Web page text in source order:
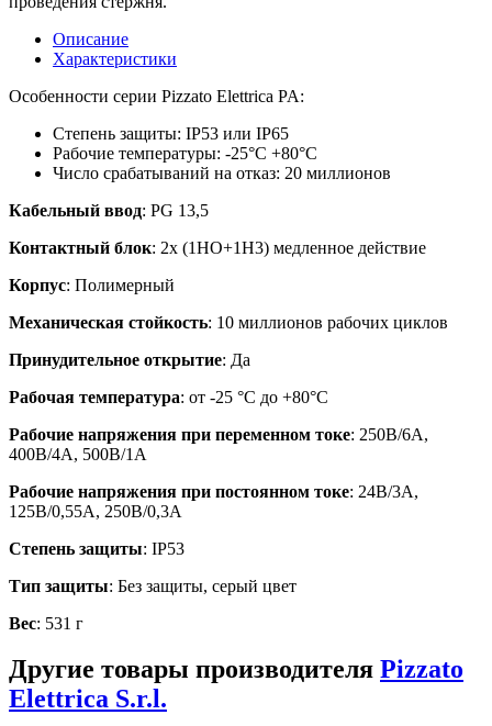
Описание
Характеристики
Особенности серии Pizzato Elettrica PA:
Степень защиты: IP53 или IP65
Рабочие температуры: -25°С +80°С
Число срабатываний на отказ: 20 миллионов
Кабельный ввод: PG 13,5
Контактный блок: 2x (1HO+1Н3) медленное действие
Корпус: Полимерный
Механическая стойкость: 10 миллионов рабочих циклов
Принудительное открытие: Да
Рабочая температура: от -25 °C до +80°C
Рабочие напряжения при переменном токе: 250В/6А,
400В/4А, 500В/1А
Рабочие напряжения при постоянном токе: 24В/3А,
125В/0,55А, 250В/0,3А
Степень защиты: IP53
Тип защиты: Без защиты, серый цвет
Вес: 531 г
Другие товары производителя Pizzato
Elettrica S.r.l.